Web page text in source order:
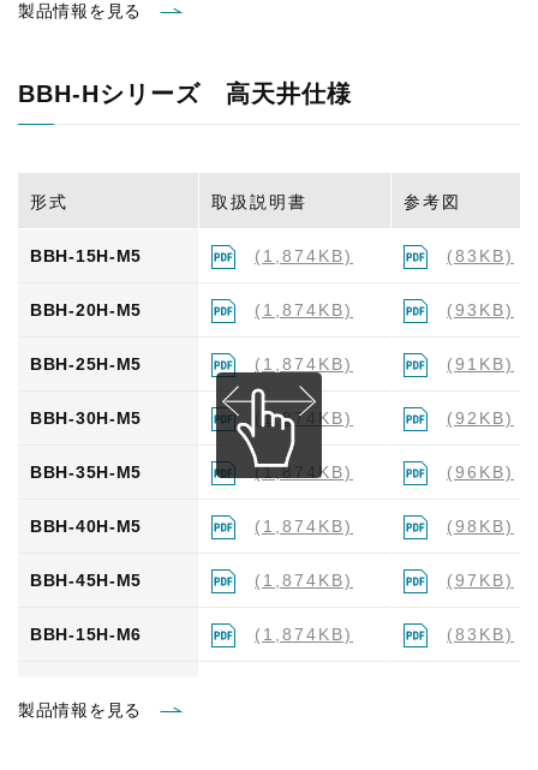
BBP-20H-M6 (1,874KB)
BBP-30H-M6 (1,874KB) --
BBP-35H-M6 (1,874KB) --
BBP-40H-M6 (1,874KB) --
BBP-45H-M6 (1,874KB) --
製品情報を見る
BBH-Hシリーズ 高天井仕様
形式 取扱説明書 参考図
BBH-15H-M5 (1,874KB) (83KB)
BBH-20H-M5 (1,874KB) (93KB)
BBH-25H-M5 (1,874KB) (91KB)
BBH-30H-M5 (1,874KB) (92KB)
BBH-35H-M5 (1,874KB) (96KB)
BBH-40H-M5 (1,874KB) (98KB)
BBH-45H-M5 (1,874KB) (97KB)
BBH-15H-M6 (1,874KB) (83KB)
製品情報を見る